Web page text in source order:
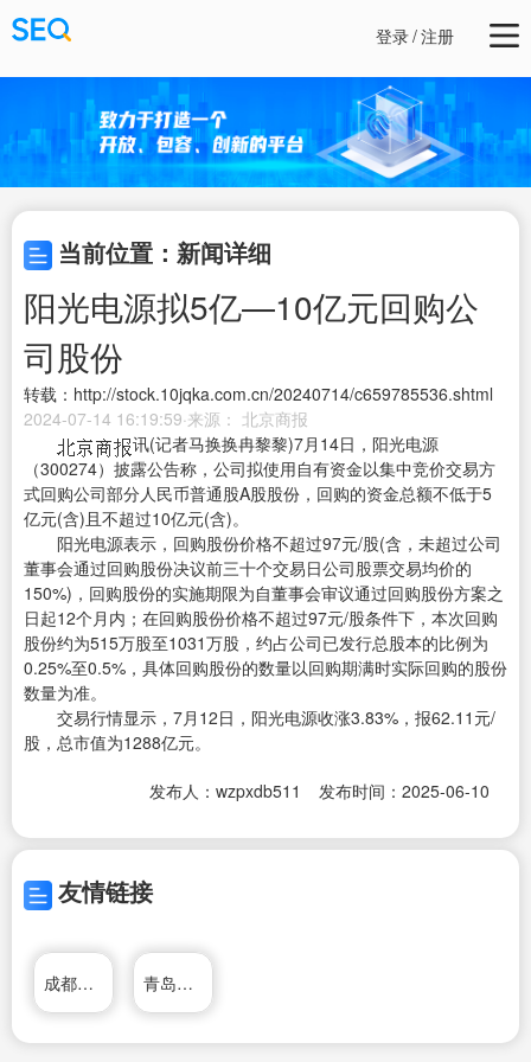
登录/注册
当前位置：新闻详细
阳光电源拟5亿—10亿元回购公
司股份
转载：http://stock.10jqka.com.cn/20240714/c659785536.shtml
2024-07-14 16:19:59·来源： 北京商报
讯(记者马换换冉黎黎)7月14日， 阳光电源
（300274）披露公告称，公司拟使用自有资金以集中竞价交易方
式回购公司部分人民币普通股A股股份，回购的资金总额不低于5
亿元(含)且不超过10亿元(含)。
阳光电源表示，回购股份价格不超过97元/股(含，未超过公司
董事会通过回购股份决议前三十个交易日公司股票交易均价的
150%)，回购股份的实施期限为自董事会审议通过回购股份方案之
日起12个月内；在回购股份价格不超过97元/股条件下，本次回购
股份约为515万股至1031万股，约占公司已发行总股本的比例为
0.25%至0.5%，具体回购股份的数量以回购期满时实际回购的股份
数量为准。
交易行情显示，7月12日，阳光电源收涨3.83%，报62.11元/
股，总市值为1288亿元。
发布人：wzpxdb511 发布时间：2025-06-10
友情链接
成都新东方培训学校 青岛新东方语言培训学校